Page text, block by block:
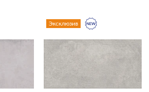
Эксклюзив